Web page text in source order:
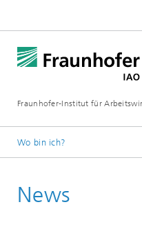
Fraunhofer-Institut für
Wo bin ich?
News